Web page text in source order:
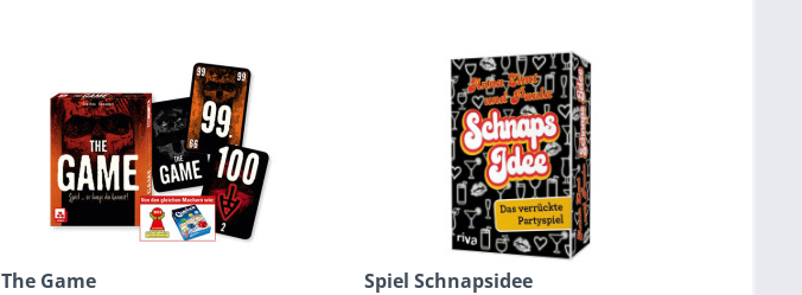
The Game Spiel Schnapsidee